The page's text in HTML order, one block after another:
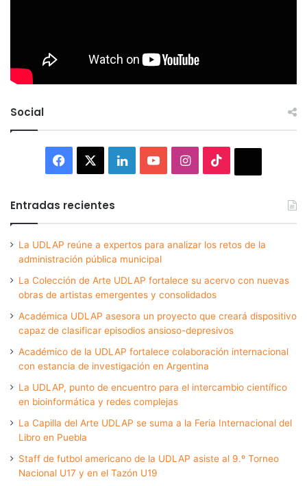
Social
Facebook LinkedInYouTubeInstagram
Entradas recientes
La UDLAP reúne a expertos para analizar los retos de la
administración pública municipal
La Colección de Arte UDLAP fortalece su acervo con nuevas
obras de artistas emergentes y consolidados
Académica UDLAP asesora un proyecto que creará dispositivo
capaz de clasificar episodios ansioso-depresivos
Académico de la UDLAP fortalece colaboración internacional
con estancia de investigación en Argentina
La UDLAP, punto de encuentro para el intercambio científico
en bioinformática y redes complejas
La Capilla del Arte UDLAP se suma a la Feria Internacional del
Libro en Puebla
Staff de futbol americano de la UDLAP asiste al 9.º Torneo
Nacional U17 y en el Tazón U19